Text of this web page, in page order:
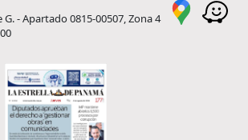
- Apartado 0815-00507, Zona 4